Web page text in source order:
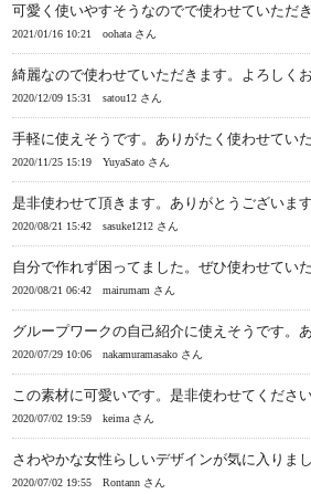
可愛く使いやすそうなのでで使わせていただき
2021/01/16 10:21 oohata さん
綺麗なので使わせていただきます。よろしく
2020/12/09 15:31 satou12 さん
手軽に使えそうです。ありがたく使わせていた
2020/11/25 15:19 YuyaSato さん
是非使わせて頂きます。ありがとうございます
2020/08/21 15:42 sasuke1212 さん
自分で作れず困ってました。ぜひ使わせていた
2020/08/21 06:42 mairumam さん
グループワークの自己紹介に使えそうです。
2020/07/29 10:06 nakamuramasako さん
この素材に可愛いです。是非使わせてくださ
2020/07/02 19:59 keima さん
さわやかな女性らしいデザインが気に入りまし
2020/07/02 19:55 Rontann さん